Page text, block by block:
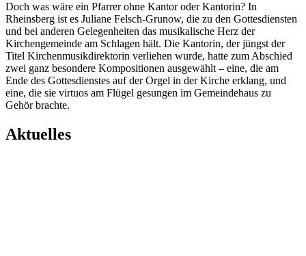
Doch was wäre ein Pfarrer ohne Kantor oder Kantorin? In
Rheinsberg ist es Juliane Felsch-Grunow, die zu den Gottesdiensten
und bei anderen Gelegenheiten das musikalische Herz der
Kirchengemeinde am Schlagen hält. Die Kantorin, der jüngst der
Titel Kirchenmusikdirektorin verliehen wurde, hatte zum Abschied
zwei ganz besondere Kompositionen ausgewählt – eine, die am
Ende des Gottesdienstes auf der Orgel in der Kirche erklang, und
eine, die sie virtuos am Flügel gesungen im Gemeindehaus zu
Gehör brachte.
Aktuelles